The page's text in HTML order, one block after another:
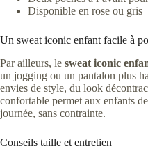
Disponible en rose ou gris
Un sweat iconic enfant facile à
Par ailleurs, le sweat iconic
un jogging ou un pantalon plus
envies de style, du look
confortable permet aux enfants
journée, sans contrainte.
Conseils taille et entretien